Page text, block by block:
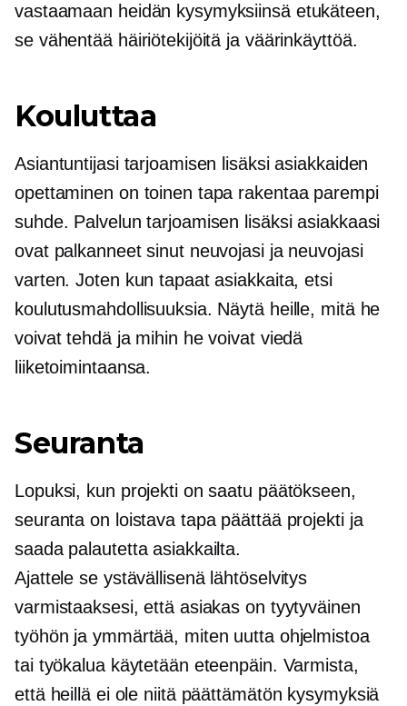
vastaamaan heidän kysymyksiinsä etukäteen,
se vähentää häiriötekijöitä ja väärinkäyttöä.
Kouluttaa
Asiantuntijasi tarjoamisen lisäksi asiakkaiden
opettaminen on toinen tapa rakentaa parempi
suhde. Palvelun tarjoamisen lisäksi asiakkaasi
ovat palkanneet sinut neuvojasi ja neuvojasi
varten. Joten kun tapaat asiakkaita, etsi
koulutusmahdollisuuksia. Näytä heille, mitä he
voivat tehdä ja mihin he voivat viedä
liiketoimintaansa.
Seuranta
Lopuksi, kun projekti on saatu päätökseen,
seuranta on loistava tapa päättää projekti ja
saada palautetta asiakkailta.
Ajattele se ystävällisenä lähtöselvitys
varmistaaksesi, että asiakas on tyytyväinen
työhön ja ymmärtää, miten uutta ohjelmistoa
tai työkalua käytetään eteenpäin. Varmista,
että heillä ei ole niitä päättämätön kysymyksiä